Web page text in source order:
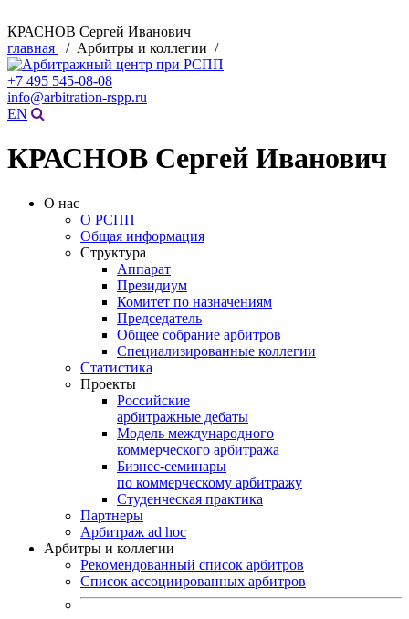
КРАСНОВ Сергей Иванович
главная
/ Арбитры и коллегии /
+7 495 545-08-08
info@arbitration-rspp.ru
EN
КРАСНОВ Сергей Иванович
О нас
О РСПП
Общая информация
Структура
Аппарат
Президиум
Комитет по назначениям
Председатель
Общее собрание арбитров
Специализированные коллегии
Статистика
Проекты
Российские
арбитражные дебаты
Модель международного
коммерческого арбитража
Бизнес-семинары
по коммерческому арбитражу
Студенческая практика
Партнеры
Арбитраж ad hoc
Арбитры и коллегии
Рекомендованный список арбитров
Список ассоциированных арбитров